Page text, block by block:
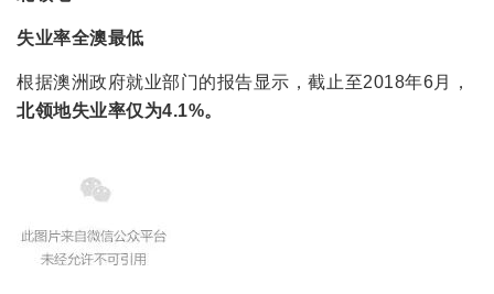
失业率全澳最低
根据澳洲政府就业部门的报告显示，截止至2018年6月，
北领地失业率仅为4.1%。